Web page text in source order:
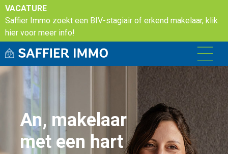
VACATURE
Saffier Immo zoekt een BIV-stagiair of erkend makelaar, klik
hier voor meer info!
An, makelaar
met een hart